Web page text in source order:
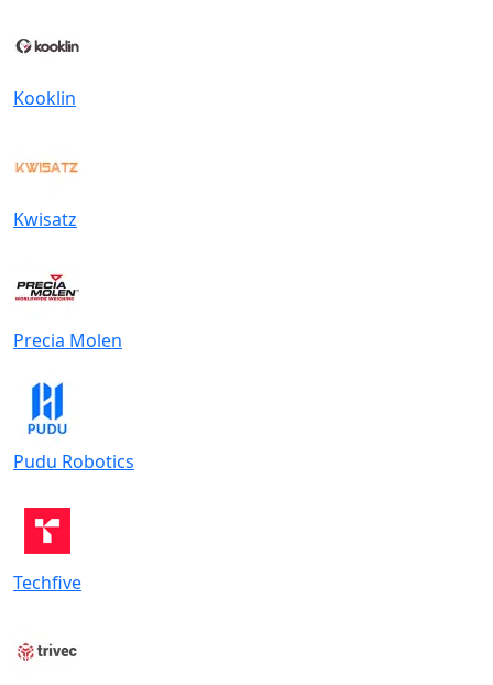
Kooklin
Kwisatz
Precia Molen
Pudu Robotics
Techfive